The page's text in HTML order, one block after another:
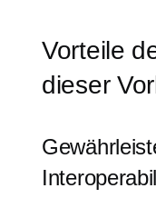
Vorteile
dieser